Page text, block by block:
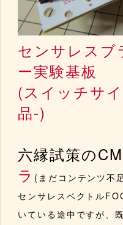
センサレスブ
ー実験基板
(スイッチサ
品-)
六縁試策の
ラ (まだコンテンツ不
センサレスベクトル
いている途中ですが、